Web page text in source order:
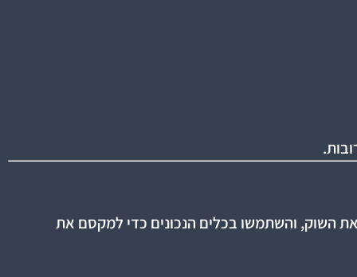
השוק, והשתמשו בכלים הנכונים כדי למקסם את